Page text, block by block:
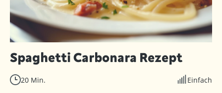
Spaghetti Carbonara Rezept
20 Min.
Einfach